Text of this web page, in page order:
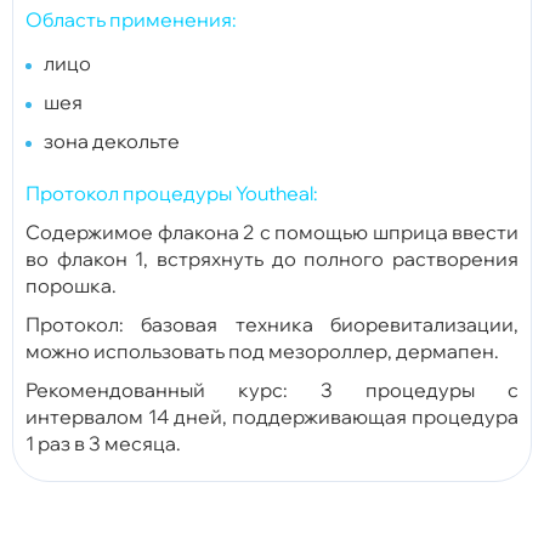
Область применения:
лицо
шея
зона декольте
Протокол процедуры Youtheal:
Cодержимое флакона 2 с помощью шприца ввести
во флакон 1, встряхнуть до полного растворения
порошка.
Протокол: базовая техника биоревитализации,
можно использовать под мезороллер, дермапен.
Рекомендованный курс: 3 процедуры с
интервалом 14 дней, поддерживающая процедура
1 раз в 3 месяца.